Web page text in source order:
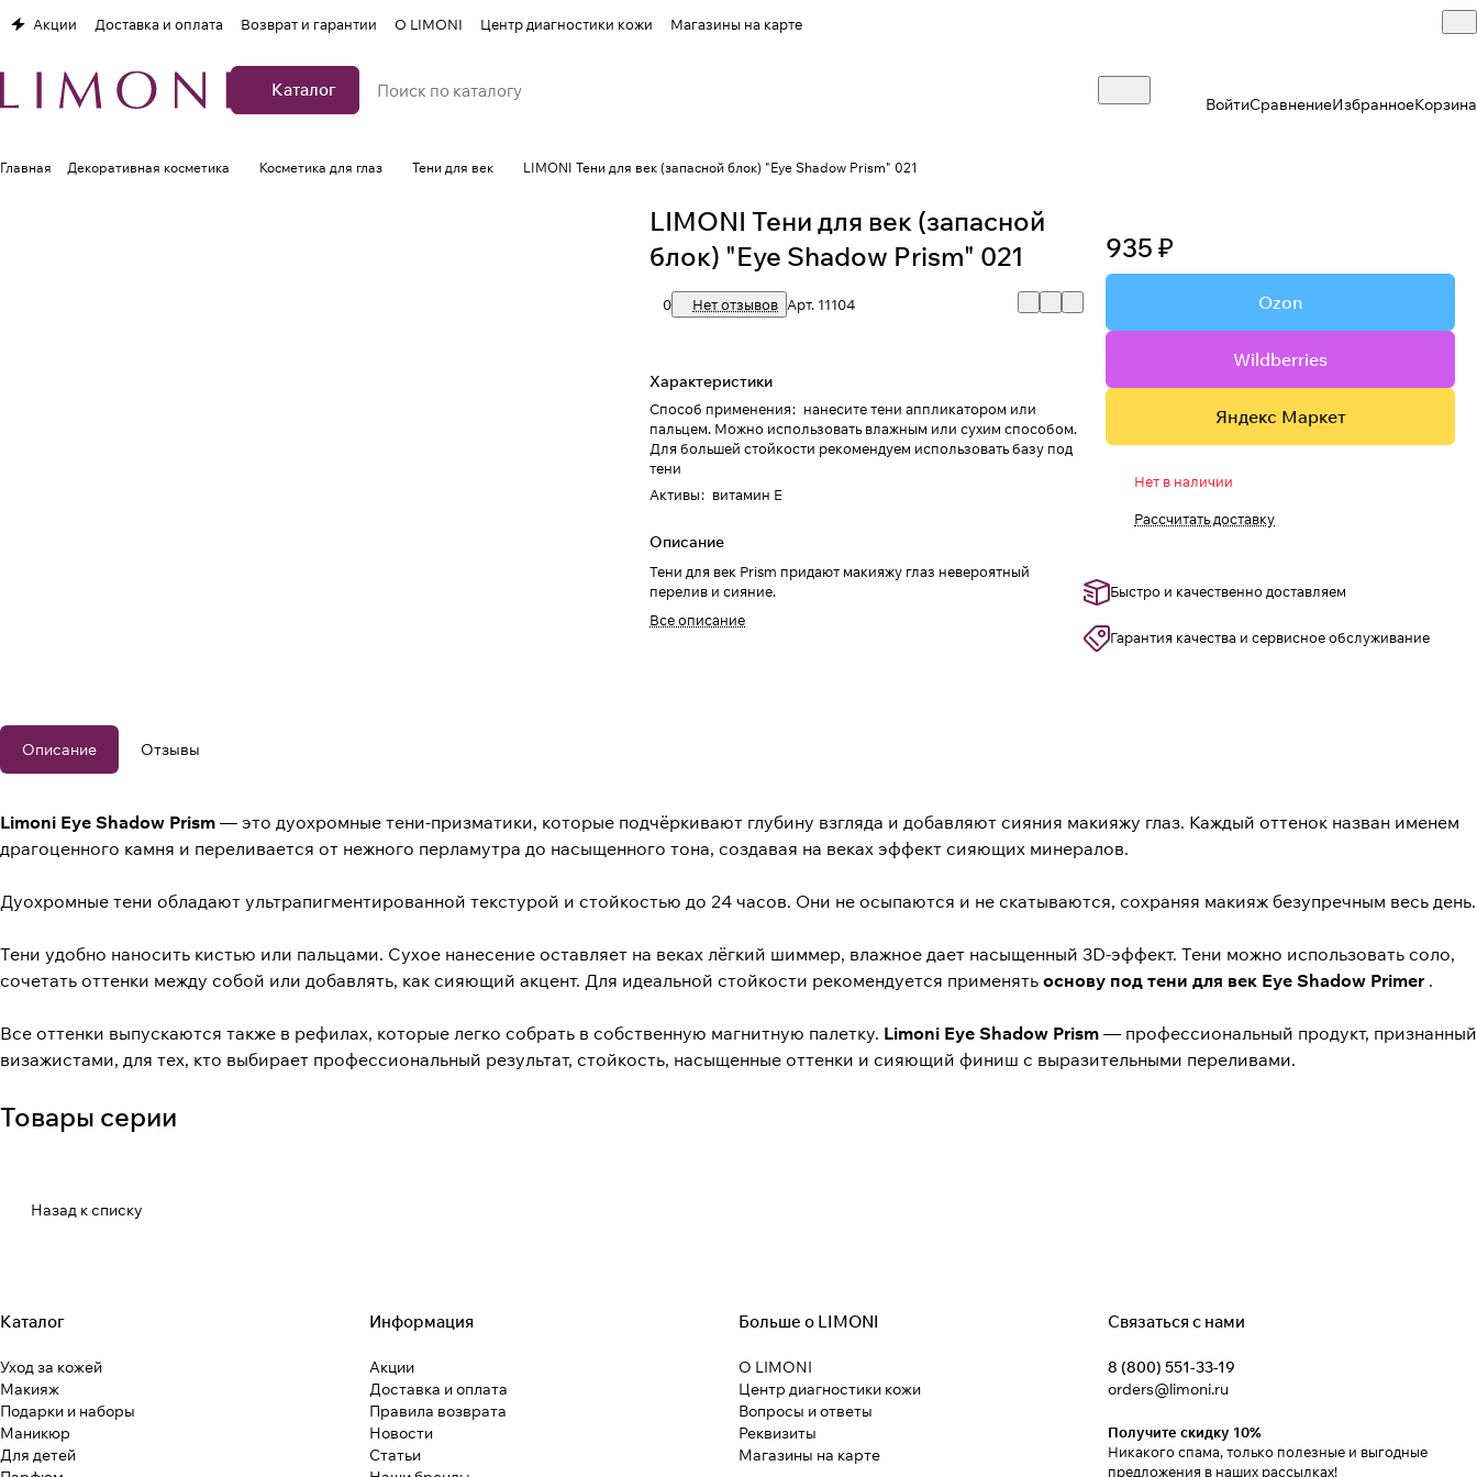
Акции Доставка и оплата Возврат и гарантии О LIMONI Центр диагностики кожи Магазины на карте
Каталог
ВойтиСравнениеИзбранноеКорзина
Главная Декоративная косметика Косметика для глаз Тени для век LIMONI Тени для век (запасной блок) "Eye Shadow Prism" 021
LIMONI Тени для век (запасной
блок) "Eye Shadow Prism" 021
0 Нет отзывов Арт. 11104
Характеристики
Способ применения: нанесите тени аппликатором или
пальцем. Можно использовать влажным или сухим способом.
Для большей стойкости рекомендуем использовать базу под
тени
Активы: витамин Е
Описание
Тени для век Prism придают макияжу глаз невероятный
перелив и сияние.
Все описание
935 ₽
Ozon
Wildberries
Яндекс Маркет
Нет в наличии
Рассчитать доставку
Быстро и качественно доставляем
Гарантия качества и сервисное обслуживание
Описание Отзывы
Limoni Eye Shadow Prism — это дуохромные тени-призматики, которые подчёркивают глубину взгляда и добавляют сияния макияжу глаз. Каждый оттенок назван именем
драгоценного камня и переливается от нежного перламутра до насыщенного тона, создавая на веках эффект сияющих минералов.
Дуохромные тени обладают ультрапигментированной текстурой и стойкостью до 24 часов. Они не осыпаются и не скатываются, сохраняя макияж безупречным весь день.
Тени удобно наносить кистью или пальцами. Сухое нанесение оставляет на веках лёгкий шиммер, влажное дает насыщенный 3D-эффект. Тени можно использовать соло,
сочетать оттенки между собой или добавлять, как сияющий акцент. Для идеальной стойкости рекомендуется применять основу под тени для век Eye Shadow Primer .
Все оттенки выпускаются также в рефилах, которые легко собрать в собственную магнитную палетку. Limoni Eye Shadow Prism — профессиональный продукт, признанный
визажистами, для тех, кто выбирает профессиональный результат, стойкость, насыщенные оттенки и сияющий финиш c выразительными переливами.
Товары серии
Назад к списку
Каталог
Уход за кожей
Макияж
Подарки и наборы
Маникюр
Для детей
Информация
Акции
Доставка и оплата
Правила возврата
Новости
Статьи
Больше о LIMONI
О LIMONI
Центр диагностики кожи
Вопросы и ответы
Реквизиты
Магазины на карте
Связаться с нами
8 (800) 551-33-19
orders@limoni.ru
Получите скидку 10%
Никакого спама, только полезные и выгодные
предложения в наших рассылках!